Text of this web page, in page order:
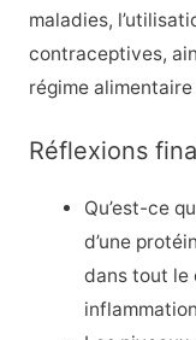
maladies,
contraceptives,
régime
Réflexions
Qu’est-ce
d’une
dans tout le